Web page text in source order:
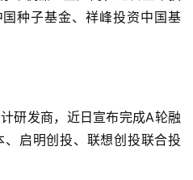
种子基金、祥峰投资中国基
研发商，近日宣布完成A轮融
启明创投、联想创投联合投